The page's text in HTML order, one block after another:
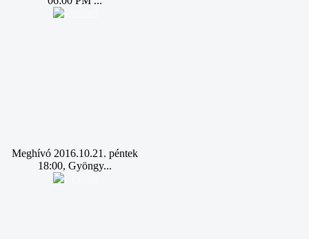
Meghívó 2016.10.21. péntek
18:00, Gyöngy...